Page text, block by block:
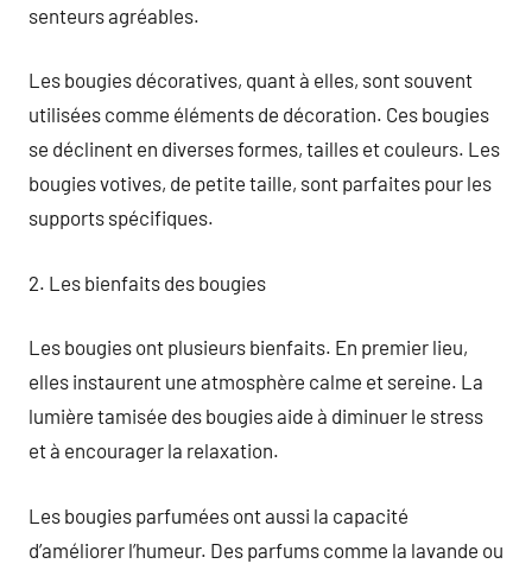
senteurs agréables.
Les bougies décoratives, quant à elles, sont souvent
utilisées comme éléments de décoration. Ces bougies
se déclinent en diverses formes, tailles et couleurs. Les
bougies votives, de petite taille, sont parfaites pour les
supports spécifiques.
2. Les bienfaits des bougies
Les bougies ont plusieurs bienfaits. En premier lieu,
elles instaurent une atmosphère calme et sereine. La
lumière tamisée des bougies aide à diminuer le stress
et à encourager la relaxation.
Les bougies parfumées ont aussi la capacité
d’améliorer l’humeur. Des parfums comme la lavande ou